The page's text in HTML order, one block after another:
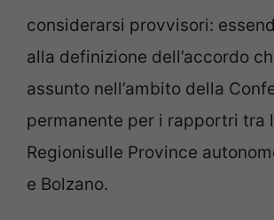
considerarsi provvisori:
alla definizione dell’accordo
assunto nell’ambito della
permanente per i rapportri tra
Regionisulle Province
e Bolzano.